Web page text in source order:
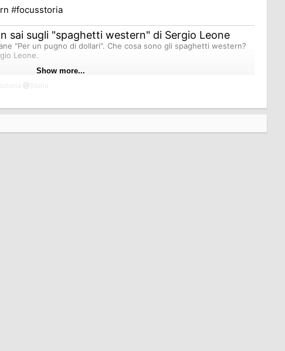
#focusstoria
sai sugli "spaghetti western" di Sergio Leone
"Per un pugno di dollari". Che cosa sono gli spaghetti western?
Leone.
Show more...
@Storia